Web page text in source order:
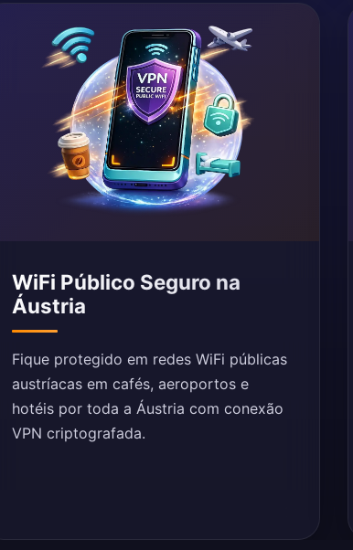
WiFi Público Seguro na
Áustria
Fique protegido em redes WiFi públicas
austríacas em cafés, aeroportos e
hotéis por toda a Áustria com conexão
VPN criptografada.